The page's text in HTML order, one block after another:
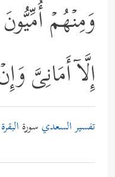
وَمِنۡهُمۡ
إِلَّاۤ أَمَانِیَّ
تفسير السعدي سورة البقرة